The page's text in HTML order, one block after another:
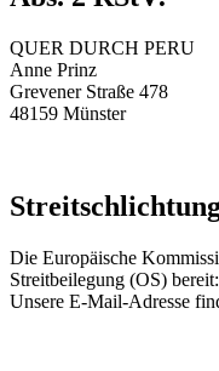
QUER DURCH PERU
Anne Prinz
Grevener Straße 478
48159 Münster
Die Europäische
Streitbeilegung (OS) bereit:
Unsere E-Mail-Adresse